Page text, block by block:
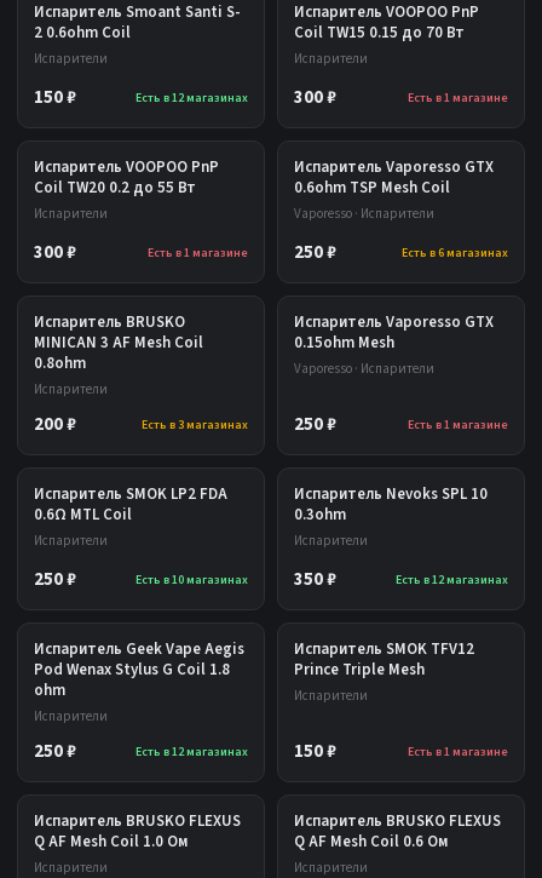
Испаритель Smoant Santi S-
2 0.6ohm Coil
Испарители
150 ₽ Есть в 12 магазинах
Испаритель VOOPOO PnP
Coil TW15 0.15 до 70 Вт
Испарители
300 ₽ Есть в 1 магазине
Испаритель VOOPOO PnP
Coil TW20 0.2 до 55 Вт
Испарители
300 ₽ Есть в 1 магазине
Испаритель Vaporesso GTX
0.6ohm TSP Mesh Coil
Vaporesso · Испарители
250 ₽ Есть в 6 магазинах
Испаритель BRUSKO
MINICAN 3 AF Mesh Coil
0.8ohm
Испарители
200 ₽ Есть в 3 магазинах
Испаритель Vaporesso GTX
0.15ohm Mesh
Vaporesso · Испарители
250 ₽ Есть в 1 магазине
Испаритель SMOK LP2 FDA
0.6Ω MTL Coil
Испарители
250 ₽ Есть в 10 магазинах
Испаритель Nevoks SPL 10
0.3ohm
Испарители
350 ₽ Есть в 12 магазинах
Испаритель Geek Vape Aegis
Pod Wenax Stylus G Coil 1.8
ohm
Испарители
250 ₽ Есть в 12 магазинах
Испаритель SMOK TFV12
Prince Triple Mesh
Испарители
150 ₽ Есть в 1 магазине
Испаритель BRUSKO FLEXUS
Q AF Mesh Coil 1.0 Ом
Испарители
Испаритель BRUSKO FLEXUS
Q AF Mesh Coil 0.6 Ом
Испарители